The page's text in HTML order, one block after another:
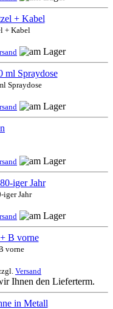
+ Kabel
Spraydose
iger Jahr
vorne
Versand